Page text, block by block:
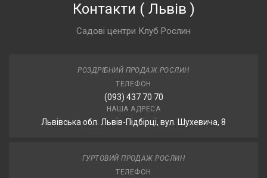
Контакти ( Львів )
Садові центри Клуб Рослин
РОЗДРІБНИЙ ПРОДАЖ РОСЛИН
ТЕЛЕФОН
(093) 437 70 70
НАША АДРЕСА
Львівська обл. Львів-Підбірці, вул. Шухевича, 8
ГУРТОВИЙ ПРОДАЖ РОСЛИН
ТЕЛЕФОН